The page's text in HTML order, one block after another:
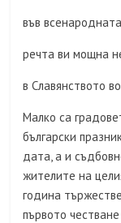
във
речта ви мощна
в Славянството
Малко са
български
дата, а и
жителите на
година
първото